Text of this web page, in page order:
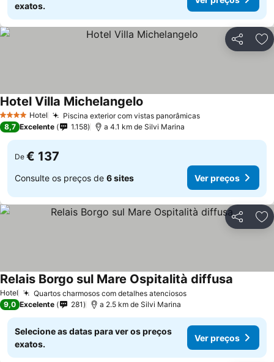
exatos.
Partilhar
4 EstrelasHotel Piscina exterior com vistas panorâmicas
Hotel Villa Michelangelo
8,7 Excelente 1.158 a 4.1 km de Silvi Marina
De € 137
Consulte os preços de 6 sites Ver preços
Partilhar
Hotel Quartos charmosos com detalhes atenciosos
Relais Borgo sul Mare Ospitalità diffusa
9,0 Excelente 281 a 2.5 km de Silvi Marina
Selecione as datas para ver os preços
exatos.
Ver preços